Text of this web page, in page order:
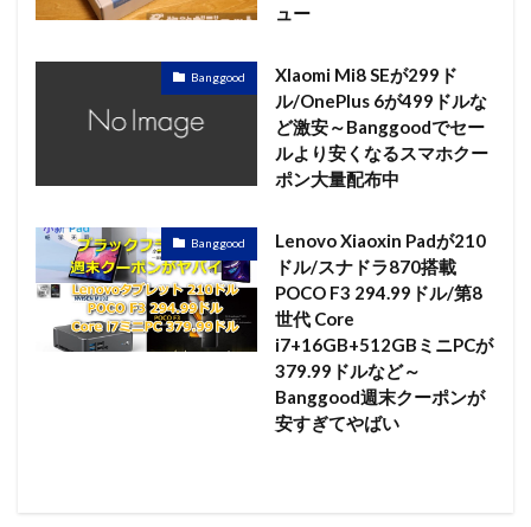
ュー
Banggood
XIaomi Mi8 SEが299ド
ル/OnePlus 6が499ドルな
ど激安～Banggoodでセー
ルより安くなるスマホクー
ポン大量配布中
Banggood
Lenovo Xiaoxin Padが210
ドル/スナドラ870搭載
POCO F3 294.99ドル/第8
世代 Core
i7+16GB+512GBミニPCが
379.99ドルなど～
Banggood週末クーポンが
安すぎてやばい